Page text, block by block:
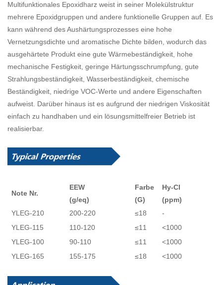
Multifunktionales Epoxidharz weist in seiner Molekülstruktur
mehrere Epoxidgruppen und andere funktionelle Gruppen auf. Es
kann während des Aushärtungsprozesses eine hohe
Vernetzungsdichte und aromatische Dichte bilden, wodurch das
ausgehärtete Produkt eine gute Wärmebeständigkeit, hohe
mechanische Festigkeit, geringe Härtungsschrumpfung, gute
Strahlungsbeständigkeit, Wasserbeständigkeit, chemische
Beständigkeit, niedrige VOC-Werte und andere Eigenschaften
aufweist. Darüber hinaus ist es aufgrund der niedrigen Viskosität
einfach zu handhaben und ein lösungsmittelfreier Betrieb ist
realisierbar.
Note Nr.
EEW
(g/eq)
Farbe
(G)
Hy-Cl
(ppm)
YLEG-210
200-220 ≤18
-
YLEG-115
110-120 ≤11
<1000
YLEG-100
90-110 ≤11
<1000
YLEG-165
155-175 ≤18 <1000